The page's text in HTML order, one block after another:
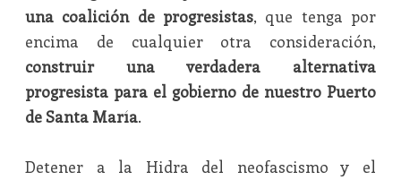
una coalición de progresistas, que tenga por
encima de cualquier otra consideración,
construir una verdadera alternativa
progresista para el gobierno de nuestro Puerto
de Santa María.
Detener a la Hidra del neofascismo y el